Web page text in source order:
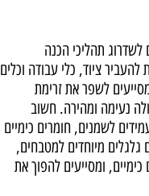
לשדרוג תהליכי הכנה
ציוד, כלי עבודה וכלים
לשפר את זרימת
נעימה ומהירה. חשוב
לשמנים, חומרים כימיים
גלגלים מיוחדים למטבחים,
ומסייעים להפוך את